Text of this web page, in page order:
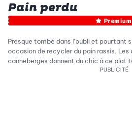
Pain perdu
Premium
Presque tombé dans l’oubli et pourtant
occasion de recycler du pain rassis.
canneberges donnent du chic à ce plat
PUBLICITÉ